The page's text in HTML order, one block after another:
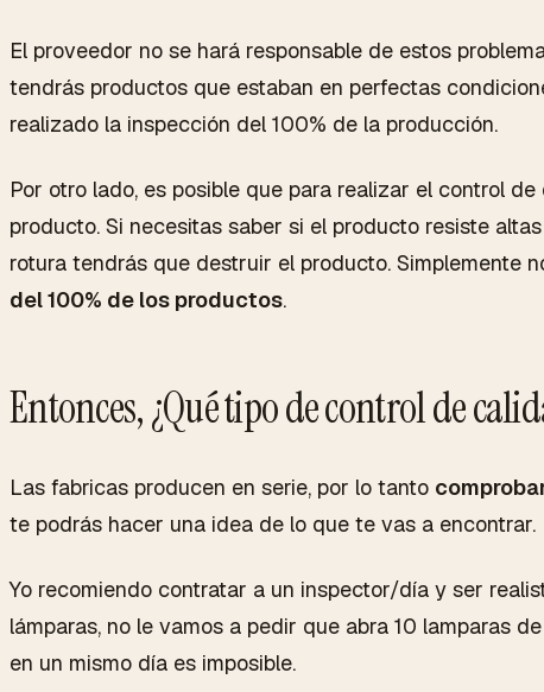
El proveedor no se hará responsable de estos
tendrás productos que estaban en perfectas
realizado la inspección del 100% de la producción.
Por otro lado, es posible que para realizar el control
producto. Si necesitas saber si el producto resiste
rotura tendrás que destruir el producto. Simplemente
del 100% de los productos.
Entonces, ¿Qué tipo de control de
Las fabricas producen en serie, por lo tanto
te podrás hacer una idea de lo que te vas a encontrar.
Yo recomiendo contratar a un inspector/día y ser
lámparas, no le vamos a pedir que abra 10 lamparas
en un mismo día es imposible.